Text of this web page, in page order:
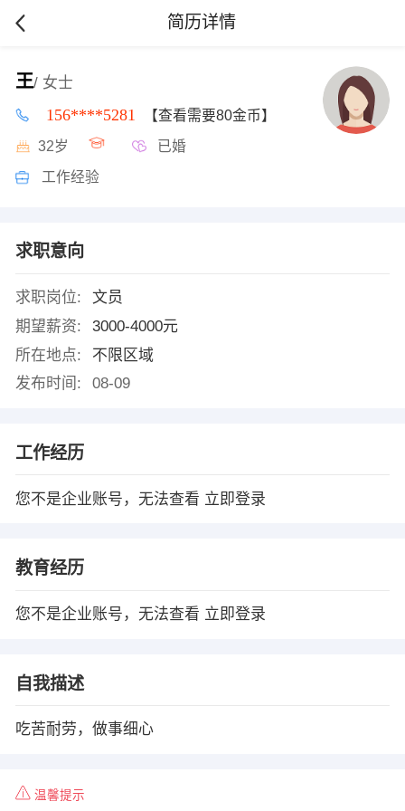
简历详情
王/ 女士
156****5281 【查看需要80金币】
32岁 已婚
工作经验
求职意向
求职岗位:
文员
期望薪资:
3000-4000元
所在地点:
不限区域
发布时间:
08-09
工作经历
您不是企业账号，无法查看 立即登录
教育经历
您不是企业账号，无法查看 立即登录
自我描述
吃苦耐劳，做事细心
温馨提示